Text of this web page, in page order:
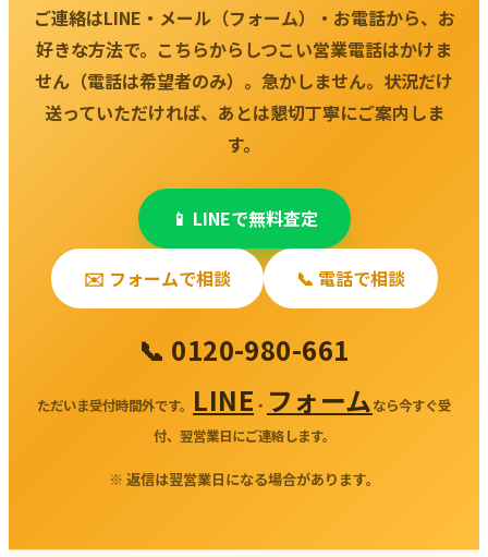
ご連絡はLINE・メール（フォーム）・お電話から、お
好きな方法で。こちらからしつこい営業電話はかけま
せん（電話は希望者のみ）。急かしません。状況だけ
送っていただければ、あとは懇切丁寧にご案内しま
す。
📱 LINEで無料査定
✉️ フォームで相談 📞 電話で相談
📞 0120-980-661
ただいま受付時間外です。 LINE ・ フォームなら今すぐ受
付、翌営業日にご連絡します。
※ 返信は翌営業日になる場合があります。